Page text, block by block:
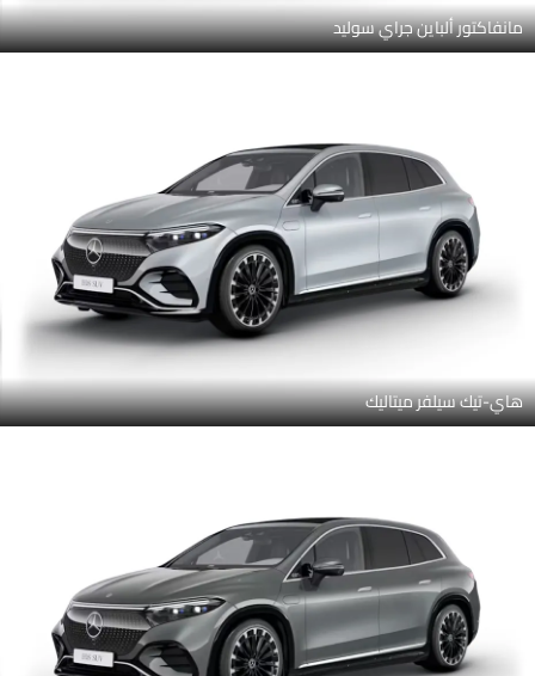
مانفاكتور ألباين جراي سوليد
هاي-تيك سيلفر ميتاليك